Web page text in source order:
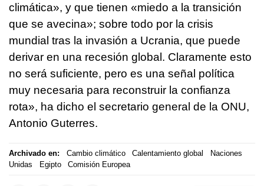
climática», y que tienen «miedo a la transición
que se avecina»; sobre todo por la crisis
mundial tras la invasión a Ucrania, que puede
derivar en una recesión global. Claramente esto
no será suficiente, pero es una señal política
muy necesaria para reconstruir la confianza
rota», ha dicho el secretario general de la ONU,
Antonio Guterres.
Archivado en: Cambio climático Calentamiento global
Naciones
Unidas
Egipto Comisión Europea